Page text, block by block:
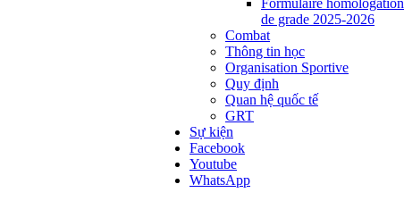
de grade 2025-2026
Combat
Thông tin học
Organisation Sportive
Quy định
Quan hệ quốc tế
GRT
Sự kiện
Facebook
Youtube
WhatsApp